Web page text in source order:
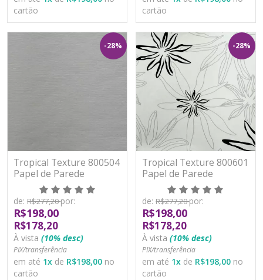
cartão
cartão
-28%
Tropical Texture 800504
Papel de Parede
Moderno Vinílico
Lavável
de: R$277,20por:
R$198,00
R$178,20
À vista (10% desc)
PIX/transferência
em até 1x de R$198,00 no
cartão
-28%
Tropical Texture 800601
Papel de Parede
Moderno Vinílico
Lavável
de: R$277,20por:
R$198,00
R$178,20
À vista (10% desc)
PIX/transferência
em até 1x de R$198,00 no
cartão